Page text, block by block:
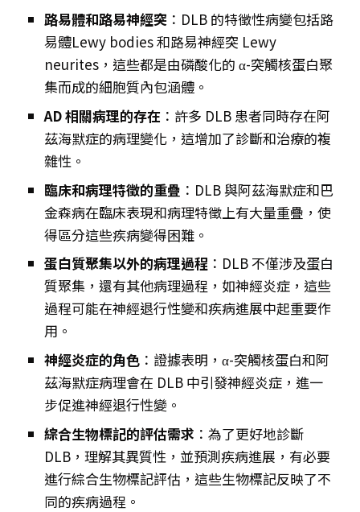
路易體和路易神經突 ：DLB 的特徵性病變包括路
易體Lewy bodies 和路易神經突 Lewy
neurites，這些都是由磷酸化的 α-突觸核蛋白聚
集而成的細胞質內包涵體。
AD 相關病理的存在 ：許多 DLB 患者同時存在阿
茲海默症的病理變化，這增加了診斷和治療的複
雜性。
臨床和病理特徵的重疊 ：DLB 與阿茲海默症和巴
金森病在臨床表現和病理特徵上有大量重疊，使
得區分這些疾病變得困難。
蛋白質聚集以外的病理過程 ：DLB 不僅涉及蛋白
質聚集，還有其他病理過程，如神經炎症，這些
過程可能在神經退行性變和疾病進展中起重要作
用。
神經炎症的角色 ：證據表明，α-突觸核蛋白和阿
茲海默症病理會在 DLB 中引發神經炎症，進一
步促進神經退行性變。
綜合生物標記的評估需求 ：為了更好地診斷
DLB，理解其異質性，並預測疾病進展，有必要
進行綜合生物標記評估，這些生物標記反映了不
同的疾病過程。